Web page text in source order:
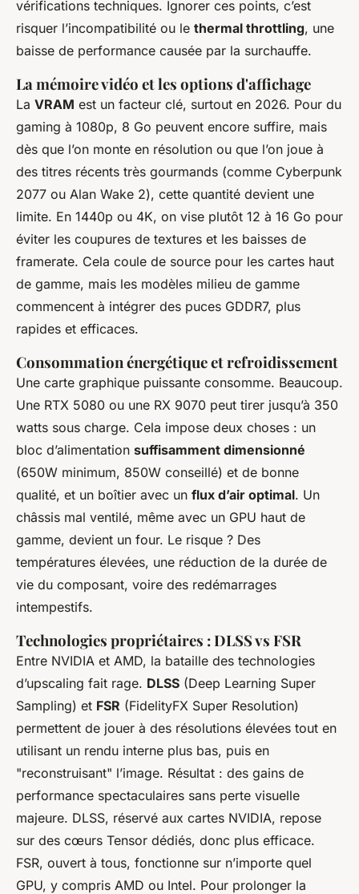
vérifications techniques. Ignorer ces points, c’est
risquer l’incompatibilité ou le thermal throttling, une
baisse de performance causée par la surchauffe.
La mémoire vidéo et les options d'affichage
La VRAM est un facteur clé, surtout en 2026. Pour du
gaming à 1080p, 8 Go peuvent encore suffire, mais
dès que l’on monte en résolution ou que l’on joue à
des titres récents très gourmands (comme Cyberpunk
2077 ou Alan Wake 2), cette quantité devient une
limite. En 1440p ou 4K, on vise plutôt 12 à 16 Go pour
éviter les coupures de textures et les baisses de
framerate. Cela coule de source pour les cartes haut
de gamme, mais les modèles milieu de gamme
commencent à intégrer des puces GDDR7, plus
rapides et efficaces.
Consommation énergétique et refroidissement
Une carte graphique puissante consomme. Beaucoup.
Une RTX 5080 ou une RX 9070 peut tirer jusqu’à 350
watts sous charge. Cela impose deux choses : un
bloc d’alimentation suffisamment dimensionné
(650W minimum, 850W conseillé) et de bonne
qualité, et un boîtier avec un flux d’air optimal. Un
châssis mal ventilé, même avec un GPU haut de
gamme, devient un four. Le risque ? Des
températures élevées, une réduction de la durée de
vie du composant, voire des redémarrages
intempestifs.
Technologies propriétaires : DLSS vs FSR
Entre NVIDIA et AMD, la bataille des technologies
d’upscaling fait rage. DLSS (Deep Learning Super
Sampling) et FSR (FidelityFX Super Resolution)
permettent de jouer à des résolutions élevées tout en
utilisant un rendu interne plus bas, puis en
"reconstruisant" l’image. Résultat : des gains de
performance spectaculaires sans perte visuelle
majeure. DLSS, réservé aux cartes NVIDIA, repose
sur des cœurs Tensor dédiés, donc plus efficace.
FSR, ouvert à tous, fonctionne sur n’importe quel
GPU, y compris AMD ou Intel. Pour prolonger la